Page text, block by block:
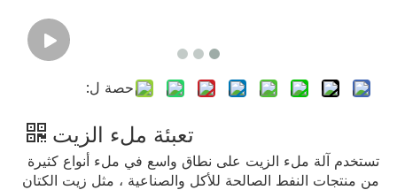
حصة ل:
تعبئة ملء الزيت
تستخدم آلة ملء الزيت على نطاق واسع في ملء أنواع كثيرة
من منتجات النفط الصالحة للأكل والصناعية ، مثل زيت الكتان